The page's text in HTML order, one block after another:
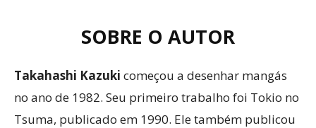
SOBRE O AUTOR
Takahashi Kazuki começou a desenhar mangás
no ano de 1982. Seu primeiro trabalho foi Tokio no
Tsuma, publicado em 1990. Ele também publicou